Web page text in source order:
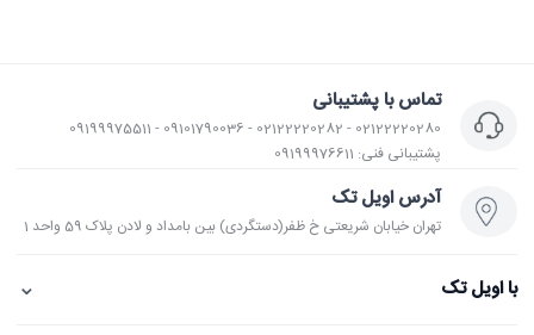
تماس با پشتیبانی
02122220280 - 02122220282 - 09101790036 - 09199975511
پشتیبانی فنی: 09199976611
آدرس اویل تک
تهران خیابان شریعتی خ ظفر(دستگردی) بین بامداد و لادن پلاک 59 واحد 1
با اویل تک ⌄